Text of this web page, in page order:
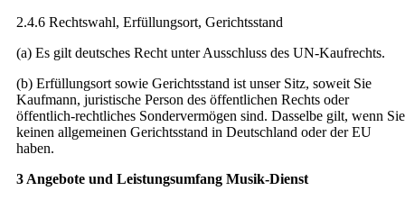
2.4.6 Rechtswahl, Erfüllungsort, Gerichtsstand
(a) Es gilt deutsches Recht unter Ausschluss des UN-Kaufrechts.
(b) Erfüllungsort sowie Gerichtsstand ist unser Sitz, soweit Sie
Kaufmann, juristische Person des öffentlichen Rechts oder
öffentlich-rechtliches Sondervermögen sind. Dasselbe gilt, wenn Sie
keinen allgemeinen Gerichtsstand in Deutschland oder der EU
haben.
3 Angebote und Leistungsumfang Musik-Dienst